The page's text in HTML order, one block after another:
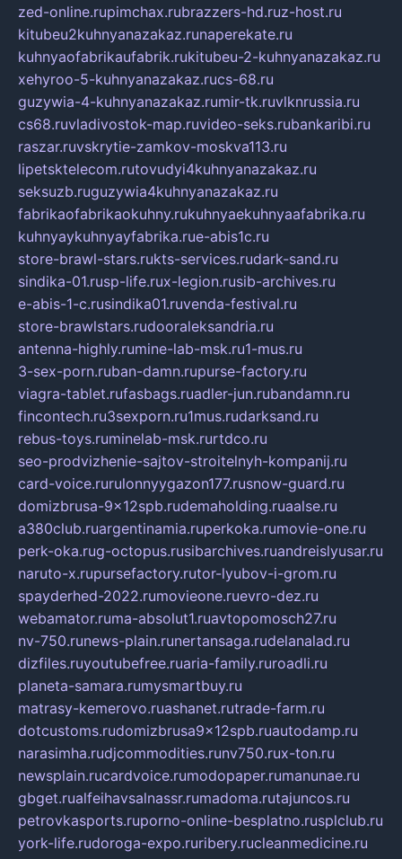
zed-online.rupimchax.rubrazzers-hd.ruz-host.ru
kitubeu2kuhnyanazakaz.runaperekate.ru
kuhnyaofabrikaufabrik.rukitubeu-2-kuhnyanazakaz.ru
xehyroo-5-kuhnyanazakaz.rucs-68.ru
guzywia-4-kuhnyanazakaz.rumir-tk.ruvlknrussia.ru
cs68.ruvladivostok-map.ruvideo-seks.rubankaribi.ru
raszar.ruvskrytie-zamkov-moskva113.ru
lipetsktelecom.rutovudyi4kuhnyanazakaz.ru
seksuzb.ruguzywia4kuhnyanazakaz.ru
fabrikaofabrikaokuhny.rukuhnyaekuhnyaafabrika.ru
kuhnyaykuhnyayfabrika.rue-abis1c.ru
store-brawl-stars.rukts-services.rudark-sand.ru
sindika-01.rusp-life.rux-legion.rusib-archives.ru
e-abis-1-c.rusindika01.ruvenda-festival.ru
store-brawlstars.rudooraleksandria.ru
antenna-highly.rumine-lab-msk.ru1-mus.ru
3-sex-porn.ruban-damn.rupurse-factory.ru
viagra-tablet.rufasbags.ruadler-jun.rubandamn.ru
fincontech.ru3sexporn.ru1mus.rudarksand.ru
rebus-toys.ruminelab-msk.rurtdco.ru
seo-prodvizhenie-sajtov-stroitelnyh-kompanij.ru
card-voice.rurulonnyygazon177.rusnow-guard.ru
domizbrusa-9x12spb.rudemaholding.ruaalse.ru
a380club.ruargentinamia.ruperkoka.rumovie-one.ru
perk-oka.rug-octopus.rusibarchives.ruandreislyusar.ru
naruto-x.rupursefactory.rutor-lyubov-i-grom.ru
spayderhed-2022.rumovieone.ruevro-dez.ru
webamator.ruma-absolut1.ruavtopomosch27.ru
nv-750.runews-plain.runertansaga.rudelanalad.ru
dizfiles.ruyoutubefree.ruaria-family.ruroadli.ru
planeta-samara.rumysmartbuy.ru
matrasy-kemerovo.ruashanet.rutrade-farm.ru
dotcustoms.rudomizbrusa9x12spb.ruautodamp.ru
narasimha.rudjcommodities.runv750.rux-ton.ru
newsplain.rucardvoice.rumodopaper.rumanunae.ru
gbget.rualfeihavsalnassr.rumadoma.rutajuncos.ru
petrovkasports.ruporno-online-besplatno.rusplclub.ru
york-life.rudoroga-expo.ruribery.rucleanmedicine.ru